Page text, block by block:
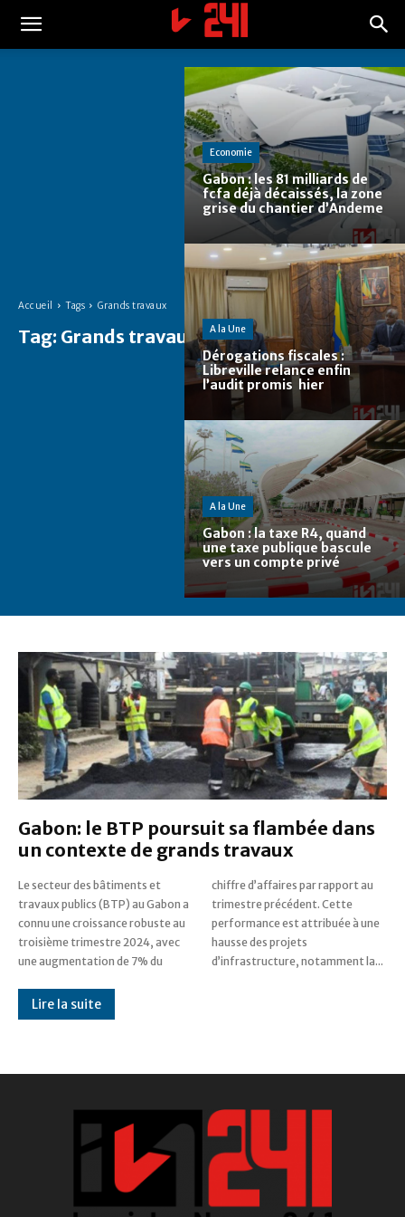
Accueil Tags Grands travaux
Tag: Grands travaux
Economie
Gabon : les 81 milliards de
fcfa déjà décaissés, la zone
grise du chantier d’Andeme
A la Une
Dérogations fiscales :
Libreville relance enfin
l’audit promis hier
A la Une
Gabon : la taxe R4, quand
une taxe publique bascule
vers un compte privé
Gabon: le BTP poursuit sa flambée dans
un contexte de grands travaux
Le secteur des bâtiments et
travaux publics (BTP) au Gabon a
connu une croissance robuste au
troisième trimestre 2024, avec
une augmentation de 7% du
chiffre d’affaires par rapport au
trimestre précédent. Cette
performance est attribuée à une
hausse des projets
d’infrastructure, notamment la...
Lire la suite